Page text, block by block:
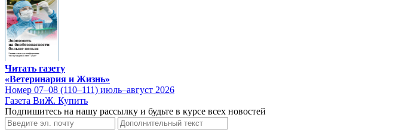
Читать газету
«Ветеринария и Жизнь»
Номер 07–08 (110–111) июль–август 2026
Газета ВиЖ. Купить
Подпишитесь на нашу рассылку и будьте в курсе всех новостей